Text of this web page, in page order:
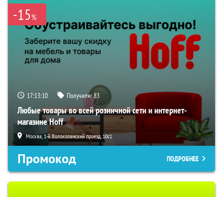
-15%
17:13:09 Получили:83
Любые товары во всей розничной сети и интернет-
магазине Hoff
Москва, 1-й Волоколамский проезд, 10с1
Промокод ПОДРОБНЕЕ